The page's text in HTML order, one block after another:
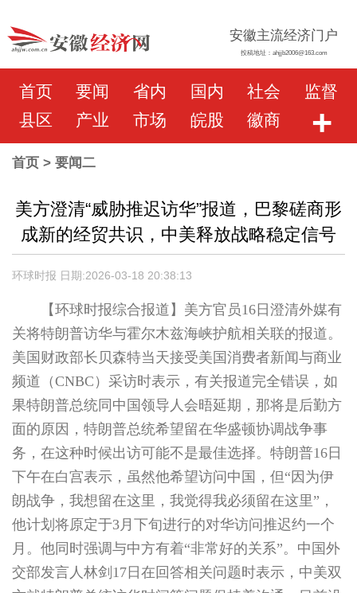
安徽主流经济门户
投稿地址：ahjjb2006@163.com
首页 要闻 省内 国内 社会
监督
县区
产业 市场 皖股 徽商 +
首页> 要闻二
美方澄清“威胁推迟访华”报道，巴黎磋商形
成新的经贸共识，中美释放战略稳定信号
环球时报 日期:2026-03-18 20:38:13
【环球时报综合报道】美方官员16日澄清外媒有
关将特朗普访华与霍尔木兹海峡护航相关联的报道。
美国财政部长贝森特当天接受美国消费者新闻与商业
频道（CNBC）采访时表示，有关报道完全错误，如
果特朗普总统同中国领导人会晤延期，那将是后勤方
面的原因，特朗普总统希望留在华盛顿协调战争事
务，在这种时候出访可能不是最佳选择。特朗普16日
下午在白宫表示，虽然他希望访问中国，但“因为伊
朗战争，我想留在这里，我觉得我必须留在这里”，
他计划将原定于3月下旬进行的对华访问推迟约一个
月。他同时强调与中方有着“非常好的关系”。中国外
交部发言人林剑17日在回答相关问题时表示，中美双